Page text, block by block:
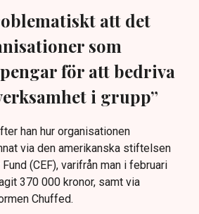
att det
som
för att bedriva
i grupp”
han hur organisationen
via den amerikanska stiftelsen
(CEF), varifrån man i februari
370 000 kronor, samt via
Chuffed.